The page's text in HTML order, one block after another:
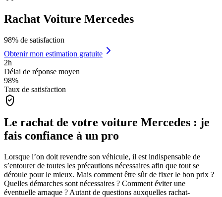
Rachat Voiture Mercedes
98% de satisfaction
Obtenir mon estimation gratuite
2h
Délai de réponse moyen
98%
Taux de satisfaction
Le rachat de votre voiture Mercedes : je
fais confiance à un pro
Lorsque l’on doit revendre son véhicule, il est indispensable de
s’entourer de toutes les précautions nécessaires afin que tout se
déroule pour le mieux. Mais comment être sûr de fixer le bon prix ?
Quelles démarches sont nécessaires ? Comment éviter une
éventuelle arnaque ? Autant de questions auxquelles rachat-